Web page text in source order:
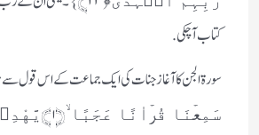
کتاب آچکی.
سورۃ الجن کا آغاز جنات کی ایک جماعت کے اس قول سے
سَمِعۡنَا قُرۡاٰنًا عَجَبًا ۙ﴿۱﴾